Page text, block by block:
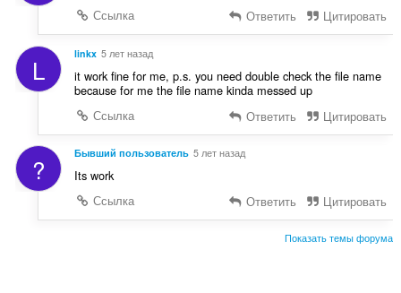
Ссылка
Ответить Цитировать
L linkx 5 лет назад
it work fine for me, p.s. you need double check the file name
because for me the file name kinda messed up
Ссылка
Ответить Цитировать
? Бывший пользователь 5 лет назад
Its work
Ссылка
Ответить Цитировать
Показать темы форума